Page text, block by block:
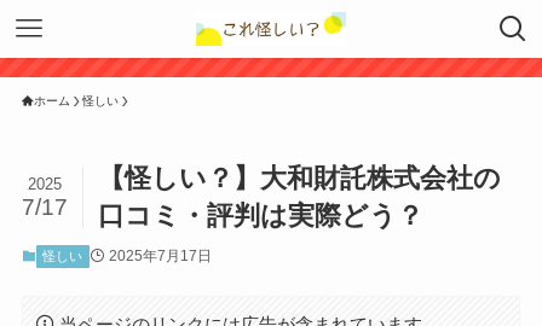
ホーム 怪しい
【怪しい？】大和財託株式会社の
口コミ・評判は実際どう？
2025
7/17
怪しい 2025年7月17日